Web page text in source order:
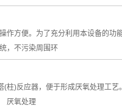
方便。为了充分利用本设备的功
，不污染周围环
)反应器，便于形成厌氧处理工艺
厌氧处理